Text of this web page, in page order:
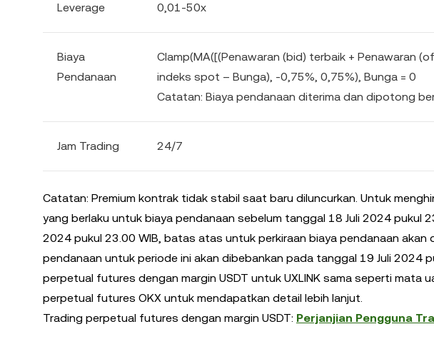
Leverage 0,01-50x
Biaya
Pendanaan
Clamp(MA([(Penawaran (bid) terbaik + Penawaran
indeks spot – Bunga), -0,75%, 0,75%), Bunga = 0
Catatan: Biaya pendanaan diterima dan dipotong
Jam Trading 24/7
Catatan: Premium kontrak tidak stabil saat baru diluncurkan. Untuk
yang berlaku untuk biaya pendanaan sebelum tanggal 18 Juli 2024 pukul
2024 pukul 23.00 WIB, batas atas untuk perkiraan biaya pendanaan akan
pendanaan untuk periode ini akan dibebankan pada tanggal 19 Juli 2024
perpetual futures dengan margin USDT untuk UXLINK sama seperti mata
perpetual futures OKX untuk mendapatkan detail lebih lanjut.
Trading perpetual futures dengan margin USDT: Perjanjian Pengguna